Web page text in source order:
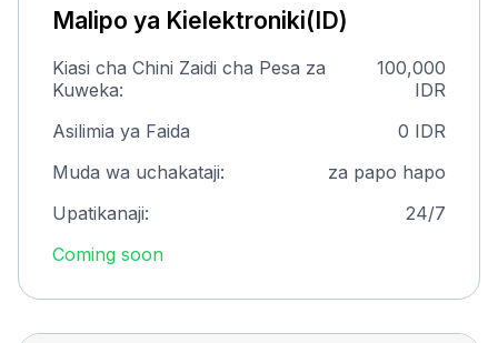
Malipo ya Kielektroniki(ID)
Kiasi cha Chini Zaidi cha Pesa za
Kuweka:
100,000
IDR
Asilimia ya Faida
0 IDR
Muda wa uchakataji:
za papo hapo
Upatikanaji:
24/7
Coming soon